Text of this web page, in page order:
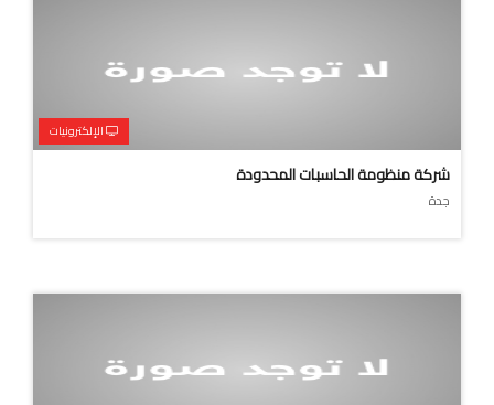
الإلكترونيات
شركة منظومة الحاسبات المحدودة
جدة